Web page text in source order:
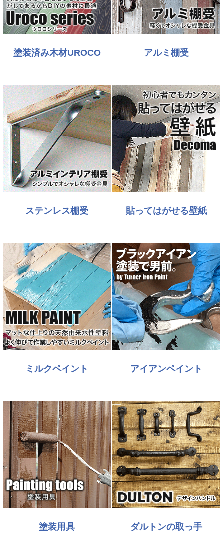
塗装済み木材UROCO アルミ棚受
ステンレス棚受 貼ってはがせる壁紙
ミルクペイント アイアンペイント
塗装用具 ダルトンの取っ手